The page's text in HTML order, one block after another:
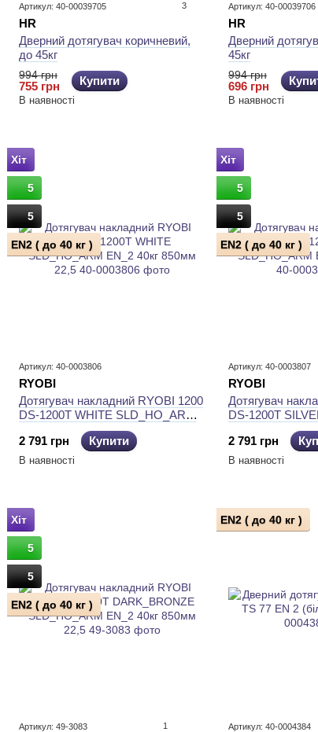
Артикул: 40-00039705 3
HR
Дверний дотягувач коричневий,
до 45кг
994 грн
755 грн Купити
В наявності
Артикул: 40-00039706
HR
Дверний
45кг
994 грн
696 грн
В наявності
Хіт
5
5
EN2 ( до 40 кг )
Артикул: 40-0003806
RYOBI
Дотягувач накладний RYOBI 1200
DS-1200T WHITE SLD_HO_ARM
EN_2 40кг 850мм 22,5
2 791 грн
Купити
В наявності
Хіт
5
5
EN2 ( до 40 кг )
Артикул: 40-0003807
RYOBI
Дотягувач
DS-1200T
EN_2 40кг
2 791 грн
В наявності
Хіт
5
5
EN2 ( до 40 кг )
Артикул: 49-3083 1
EN2 ( до 40 кг )
Артикул: 40-0004384